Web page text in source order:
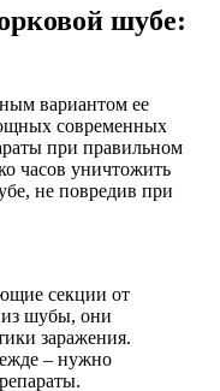
шубе:
вариантом ее
современных
при правильном
часов уничтожить
не повредив при
секции от
шубы, они
заражения.
– нужно